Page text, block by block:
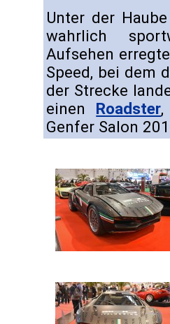
Unter der
wahrlich
Aufsehen
Speed, bei dem
der Strecke
einen Roadster,
Genfer Salon